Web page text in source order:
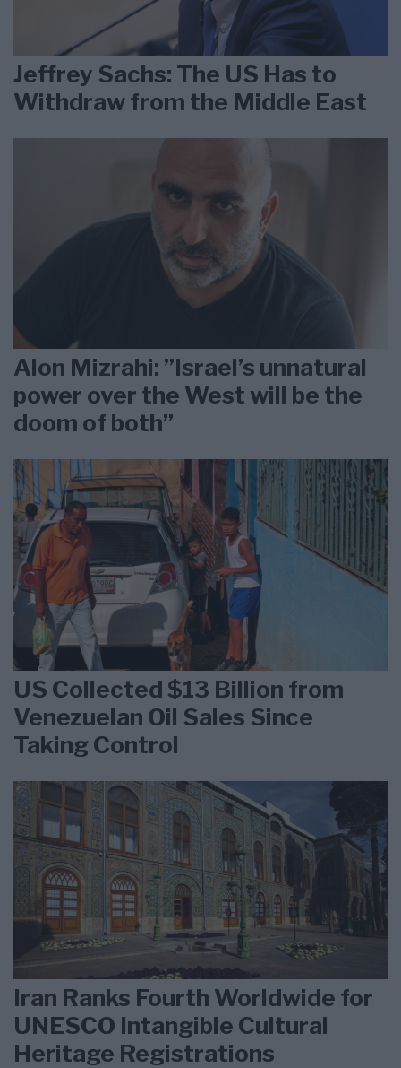
Jeffrey Sachs: The US Has to
Withdraw from the Middle East
Alon Mizrahi: ”Israel’s unnatural
power over the West will be the
doom of both”
US Collected $13 Billion from
Venezuelan Oil Sales Since
Taking Control
Iran Ranks Fourth Worldwide for
UNESCO Intangible Cultural
Heritage Registrations